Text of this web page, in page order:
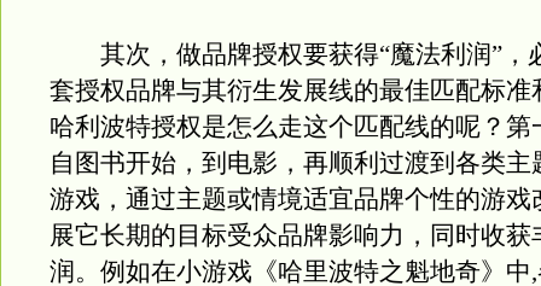
其次，做品牌授权要获得“魔法利润”，
套授权品牌与其衍生发展线的最佳匹配标准
哈利波特授权是怎么走这个匹配线的呢？第
自图书开始，到电影，再顺利过渡到各类主
游戏，通过主题或情境适宜品牌个性的游戏
展它长期的目标受众品牌影响力，同时收获
润。例如在小游戏《哈里波特之魁地奇》中